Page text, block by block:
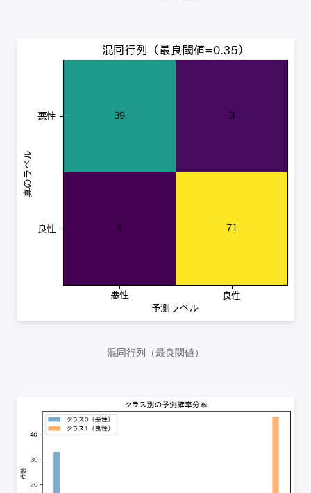
混同行列（最良閾値）